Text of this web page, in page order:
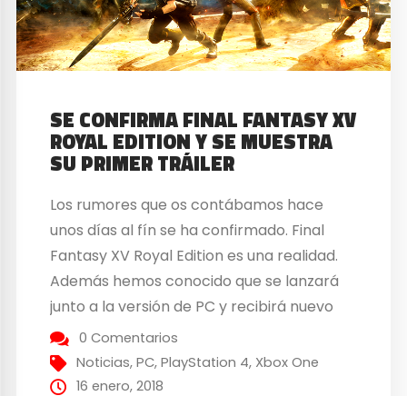
SE CONFIRMA FINAL FANTASY XV
ROYAL EDITION Y SE MUESTRA
SU PRIMER TRÁILER
Los rumores que os contábamos hace
unos días al fín se ha confirmado. Final
Fantasy XV Royal Edition es una realidad.
Además hemos conocido que se lanzará
junto a la versión de PC y recibirá nuevo
contenido. Final Fantasy XV Royal Edition
llegará a PlayStation 4 y Xbox One el
próximo 6 de marzo, junto...
0 Comentarios
Noticias,PC,PlayStation 4, Xbox One
16 enero, 2018